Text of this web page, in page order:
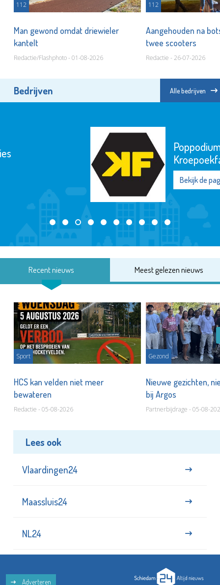
112
Man gewond omdat driewieler
kantelt
Redactie/Flashphoto - 01-08-2026
112
Aangehouden na
twee scooters
Redactie - 26-07-2026
Bedrijven Alle bedrijven
Poppodium De
Kroepoekfabriek
Bekijk de pagina
Recent nieuws Meest gelezen nieuws
Sport
HCS kan velden niet meer
bewateren
Redactie - 05-08-2026
Gezond
Nieuwe gezichten,
bij Argos
Partnerbijdrage - 05-08-
Lees ook
Vlaardingen24
Maassluis24
NL24
Adverteren